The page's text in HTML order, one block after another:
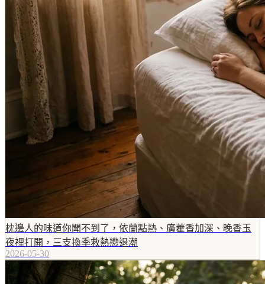
枕邊人的味道你聞不到了，依蘭點熱、廣藿香加深、晚香玉
夜裡打開，三支換季救熱戀退潮
2026-05-30